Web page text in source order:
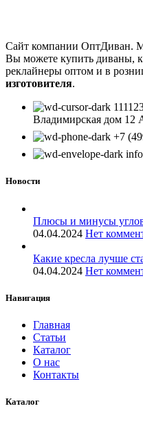
Сайт компании ОптДиван.
Вы можете купить диваны,
реклайнеры оптом и в
изготовителя.
Владимирская дом 12
+7
Новости
Плюсы и минусы
04.04.2024 Нет
Какие кресла лучше
04.04.2024 Нет
Навигация
Главная
Статьи
Каталог
О нас
Контакты
Каталог